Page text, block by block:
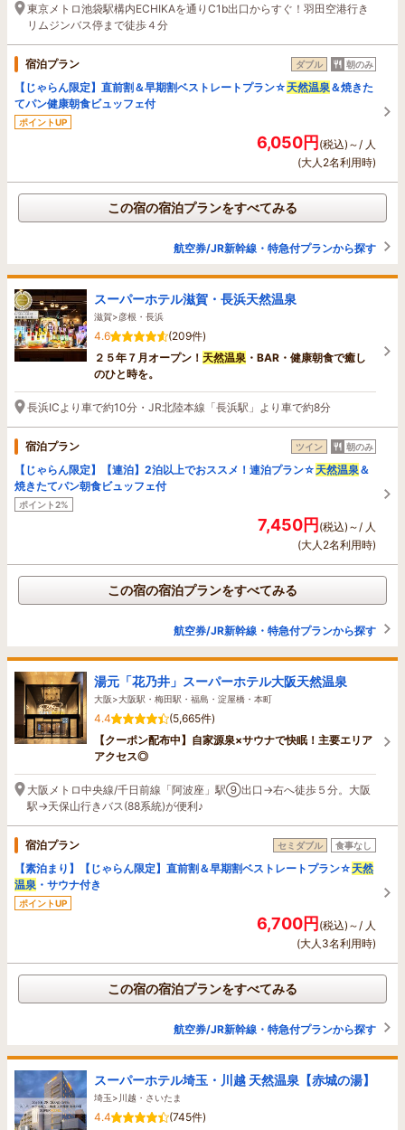
東京メトロ池袋駅構内ECHIKAを通りC1b出口からすぐ！羽田空港行き
リムジンバス停まで徒歩４分
宿泊プラン ダブル 朝のみ
【じゃらん限定】直前割＆早期割ベストレートプラン☆ 天然温泉 ＆焼きた
てパン健康朝食ビュッフェ付
ポイントUP
6,050円(税込)～/ 人
(大人2名利用時)
この宿の宿泊プランをすべてみる
航空券/JR新幹線・特急付プランから探す
スーパーホテル滋賀・長浜天然温泉
滋賀>彦根・長浜
4.6
(209件)
２５年７月オープン！ 天然温泉 ・BAR・健康朝食で癒し
のひと時を。
長浜ICより車で約10分・JR北陸本線「長浜駅」より車で約8分
宿泊プラン ツイン 朝のみ
【じゃらん限定】【連泊】2泊以上でおススメ！連泊プラン☆ 天然温泉 ＆
焼きたてパン朝食ビュッフェ付
ポイント2%
7,450円(税込)～/ 人
(大人2名利用時)
この宿の宿泊プランをすべてみる
航空券/JR新幹線・特急付プランから探す
湯元「花乃井」スーパーホテル大阪天然温泉
大阪>大阪駅・梅田駅・福島・淀屋橋・本町
4.4
(5,665件)
【クーポン配布中】自家源泉×サウナで快眠！主要エリア
アクセス◎
大阪メトロ中央線/千日前線「阿波座」駅⑨出口→右へ徒歩５分。大阪
駅→天保山行きバス(88系統)が便利♪
宿泊プラン セミダブル 食事なし
【素泊まり】【じゃらん限定】直前割＆早期割ベストレートプラン☆ 天然
温泉 ・サウナ付き
ポイントUP
6,700円(税込)～/ 人
(大人3名利用時)
この宿の宿泊プランをすべてみる
航空券/JR新幹線・特急付プランから探す
スーパーホテル埼玉・川越 天然温泉【赤城の湯】
埼玉>川越・さいたま
4.4
(745件)